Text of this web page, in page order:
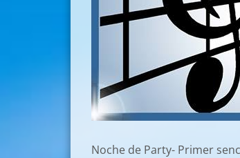
Noche de Party- Primer